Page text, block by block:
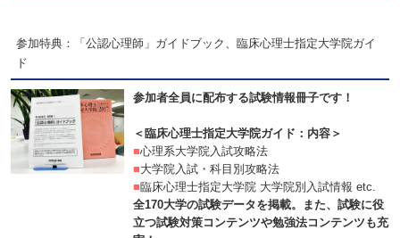
参加特典：「公認心理師」ガイドブック、臨床心理士指定大学院ガイ
ド
参加者全員に配布する試験情報冊子です！
＜臨床心理士指定大学院ガイド：内容＞
■心理系大学院入試攻略法
■大学院入試・科目別攻略法
■臨床心理士指定大学院 大学院別入試情報 etc.
全170大学の試験データを掲載。また、試験に役
立つ試験対策コンテンツや勉強法コンテンツも充